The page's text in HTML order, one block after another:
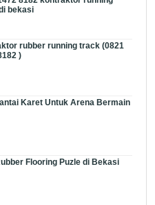
bekasi
rubber running track (0821
)
Karet Untuk Arena Bermain
Flooring Puzle di Bekasi